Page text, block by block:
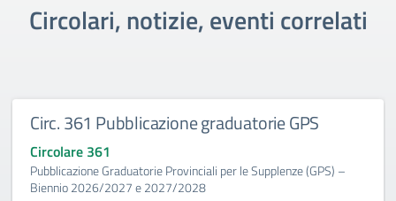
Circolari, notizie, eventi correlati
Circ. 361 Pubblicazione graduatorie GPS
Circolare 361
Pubblicazione Graduatorie Provinciali per le Supplenze (GPS) –
Biennio 2026/2027 e 2027/2028